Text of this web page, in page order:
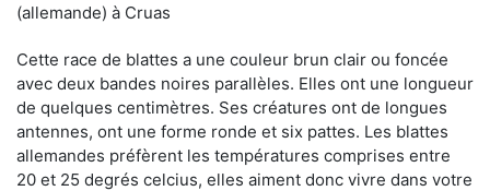
(allemande) à Cruas
Cette race de blattes a une couleur brun clair ou foncée
avec deux bandes noires parallèles. Elles ont une longueur
de quelques centimètres. Ses créatures ont de longues
antennes, ont une forme ronde et six pattes. Les blattes
allemandes préfèrent les températures comprises entre
20 et 25 degrés celcius, elles aiment donc vivre dans votre